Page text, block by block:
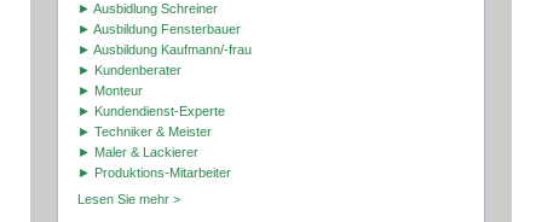
► Ausbidlung Schreiner
► Ausbildung Fensterbauer
► Ausbildung Kaufmann/-frau
► Kundenberater
► Monteur
► Kundendienst-Experte
► Techniker & Meister
► Maler & Lackierer
► Produktions-Mitarbeiter
Lesen Sie mehr >